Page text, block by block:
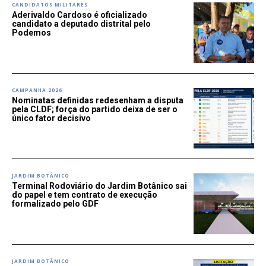
CANDIDATOS MILITARES
Aderivaldo Cardoso é oficializado
candidato a deputado distrital pelo
Podemos
CAMPANHA 2026
Nominatas definidas redesenham a disputa
pela CLDF; força do partido deixa de ser o
único fator decisivo
JARDIM BOTÂNICO
Terminal Rodoviário do Jardim Botânico sai
do papel e tem contrato de execução
formalizado pelo GDF
JARDIM BOTÂNICO